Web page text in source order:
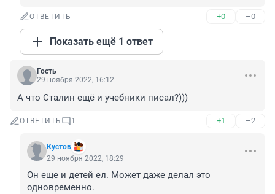
ОТВЕТИТЬ +0 –0
Показать ещё 1 ответ
Гость
29 ноября 2022, 16:12
А что Сталин ещё и учебники писал?)))
ОТВЕТИТЬ 1 +1 –2
Кустов
29 ноября 2022, 18:29
Он еще и детей ел. Может даже делал это
одновременно.